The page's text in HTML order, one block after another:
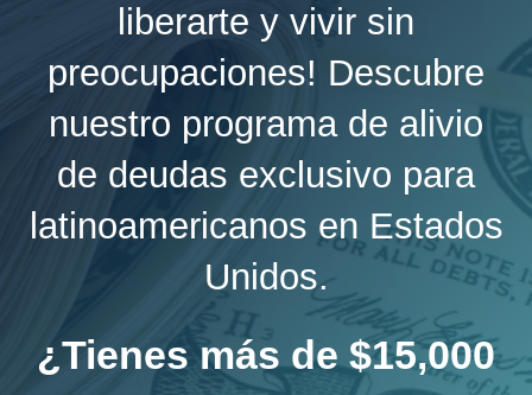
liberarte y vivir sin
preocupaciones! Descubre
nuestro programa de alivio
de deudas exclusivo para
latinoamericanos en Estados
Unidos.
¿Tienes más de $15,000